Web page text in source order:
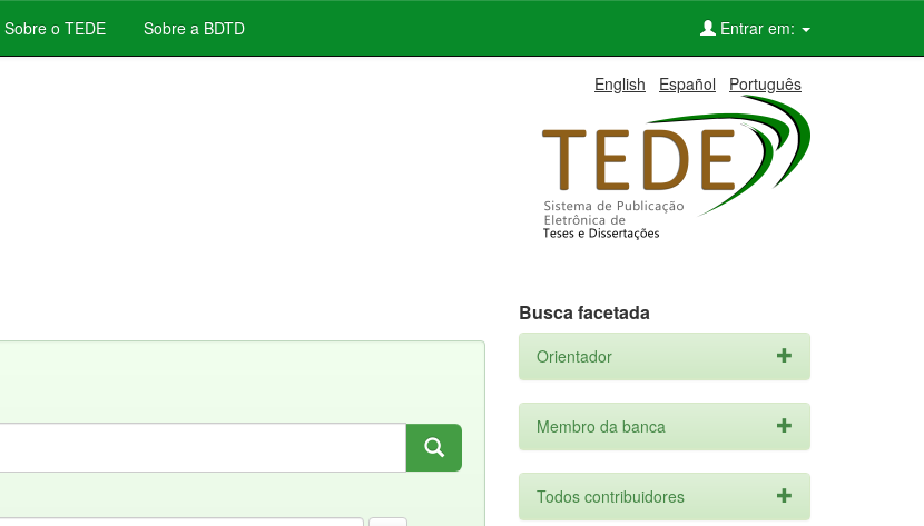
Sobre o TEDE Sobre a BDTD Entrar em:
English Español Português
Busca facetada
Orientador
Membro da banca
Todos contribuidores